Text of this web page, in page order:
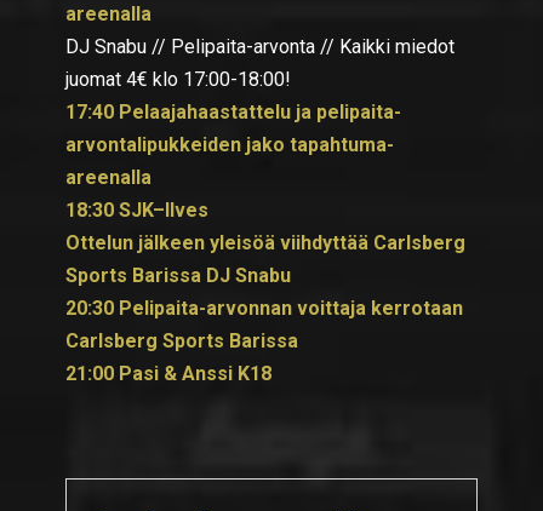
areenalla
DJ Snabu // Pelipaita-arvonta // Kaikki miedot
juomat 4€ klo 17:00-18:00!
17:40 Pelaajahaastattelu ja pelipaita-
arvontalipukkeiden jako tapahtuma-
areenalla
18:30 SJK–Ilves
Ottelun jälkeen yleisöä viihdyttää Carlsberg
Sports Barissa DJ Snabu
20:30 Pelipaita-arvonnan voittaja kerrotaan
Carlsberg Sports Barissa
21:00 Pasi & Anssi K18